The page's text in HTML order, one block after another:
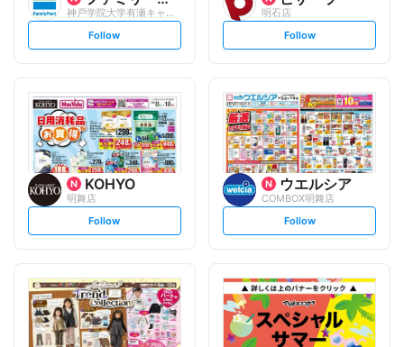
神戸学院大学有瀬キャンパス/S
s
t
o
w
Follow
明石店
s
t
l
o
w
Follow
KOHYO
明舞店
s
t
l
o
w
Follow
ウエルシア
COMBOX明舞店
s
t
l
o
w
Follow